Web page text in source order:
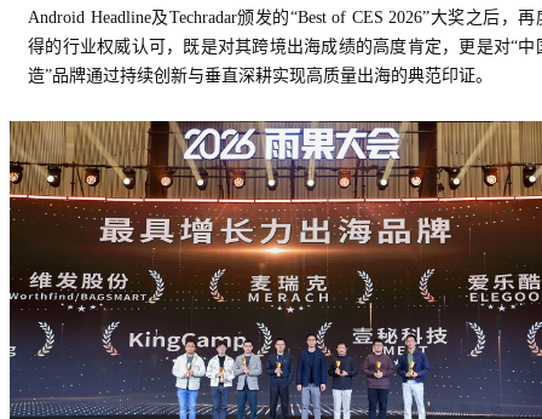
Android Headline及Techradar颁发的“Best of CES 2026”大奖之后，再
得的行业权威认可，既是对其跨境出海成绩的高度肯定，更是对“中
造”品牌通过持续创新与垂直深耕实现高质量出海的典范印证。